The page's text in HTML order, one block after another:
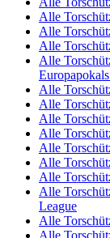
Alle
Alle
Alle
Alle
Alle
Alle
Alle
Alle
Alle
Alle
Alle
Alle
League
Alle
Alle